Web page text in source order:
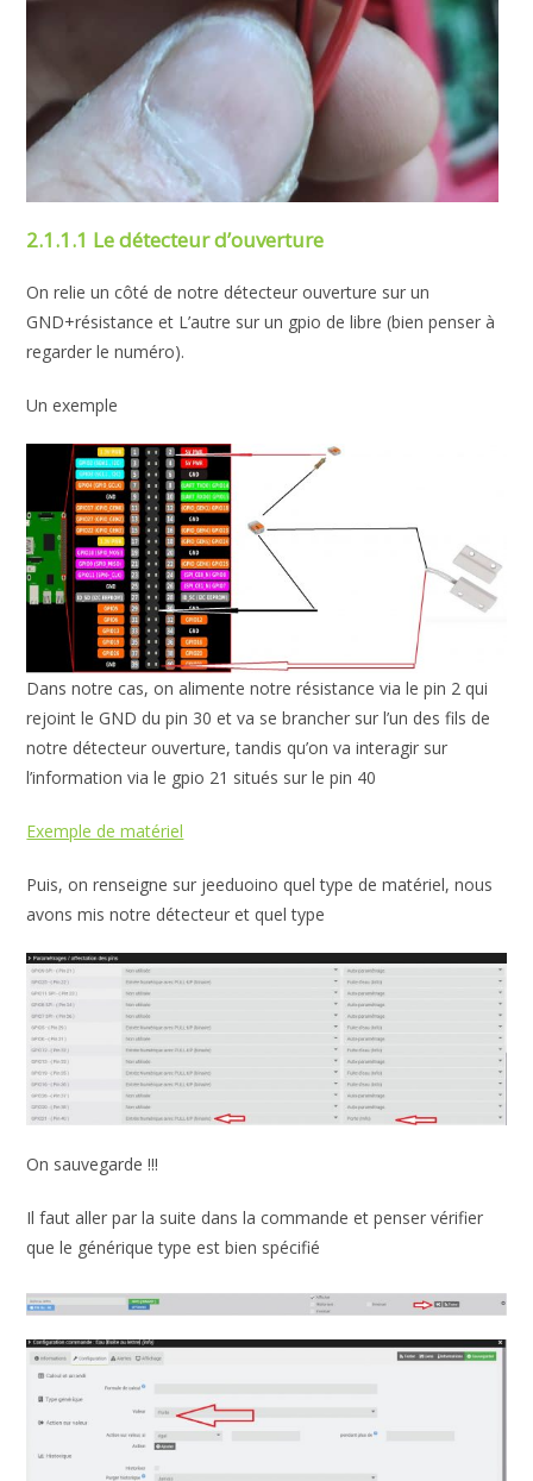
2.1.1.1 Le détecteur d’ouverture
On relie un côté de notre détecteur ouverture sur un
GND+résistance et L’autre sur un gpio de libre (bien penser à
regarder le numéro).
Un exemple
Dans notre cas, on alimente notre résistance via le pin 2 qui
rejoint le GND du pin 30 et va se brancher sur l’un des fils de
notre détecteur ouverture, tandis qu’on va interagir sur
l’information via le gpio 21 situés sur le pin 40
Exemple de matériel
Puis, on renseigne sur jeeduoino quel type de matériel, nous
avons mis notre détecteur et quel type
On sauvegarde !!!
Il faut aller par la suite dans la commande et penser vérifier
que le générique type est bien spécifié